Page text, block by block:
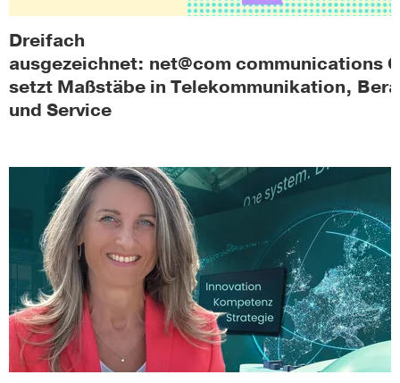
Dreifach
ausgezeichnet: net@com communications
setzt Maßstäbe in Telekommunikation,
und Service